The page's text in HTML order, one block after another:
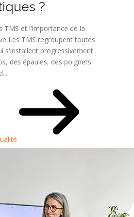
?
TMS et l'importance de la
Les TMS regroupent toutes
s'installent progressivement
des épaules, des poignets